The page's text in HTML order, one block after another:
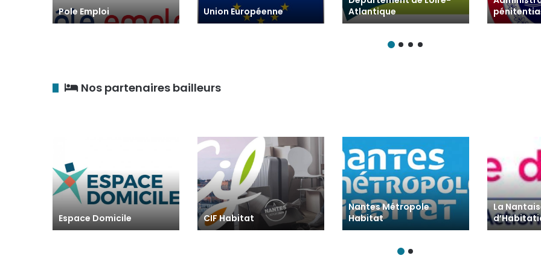
Pole Emploi Union Européenne
Atlantique
Nos partenaires bailleurs
Espace Domicile CIF Habitat
Nantes Métropole
Habitat
La